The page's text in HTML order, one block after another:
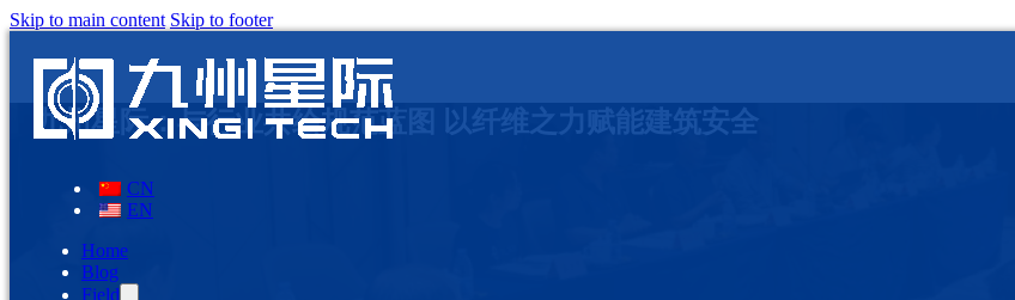
Skip to main content Skip to footer
CN
EN
Home
Blog
Field
九州星际：与行业共绘规范蓝图 以纤维之力赋能建筑安全